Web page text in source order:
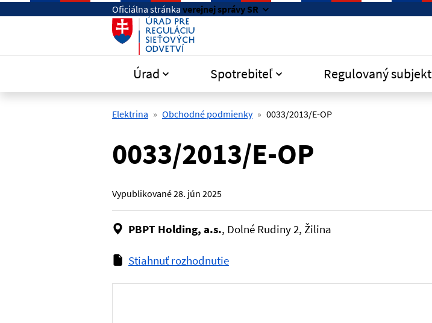
Preskočiť na hlavný obsahOficiálna stránka verejnej správy SR
Úrad Spotrebiteľ Regulovaný subjekt
Elektrina Obchodné podmienky 0033/2013/E-OP
0033/2013/E-OP
Vypublikované28. jún 2025
PBPT Holding, a.s., Dolné Rudiny 2, Žilina
Stiahnuť rozhodnutie